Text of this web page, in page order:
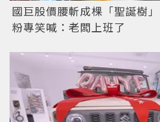
國巨股價腰斬成棵「聖誕樹
粉專笑喊：老闆上班了